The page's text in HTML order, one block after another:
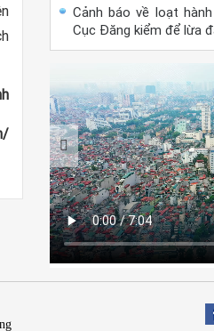
Cảnh báo về loạt
Cục Đăng kiểm để lừa